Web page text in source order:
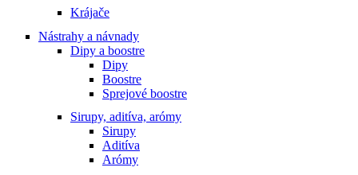
Krájače
Nástrahy a návnady
Dipy a boostre
Dipy
Boostre
Sprejové boostre
Sirupy, aditíva, arómy
Sirupy
Aditíva
Arómy